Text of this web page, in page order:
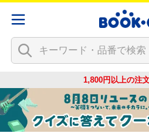
1,800円以上の注